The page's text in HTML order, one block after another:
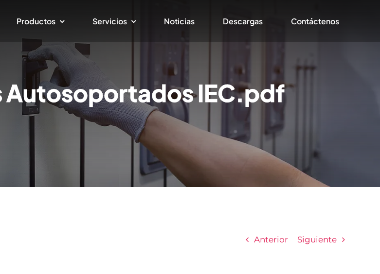
Productos Servicios Noticias Descargas Contáctenos
Autosoportados IEC.pdf
Anterior Siguiente